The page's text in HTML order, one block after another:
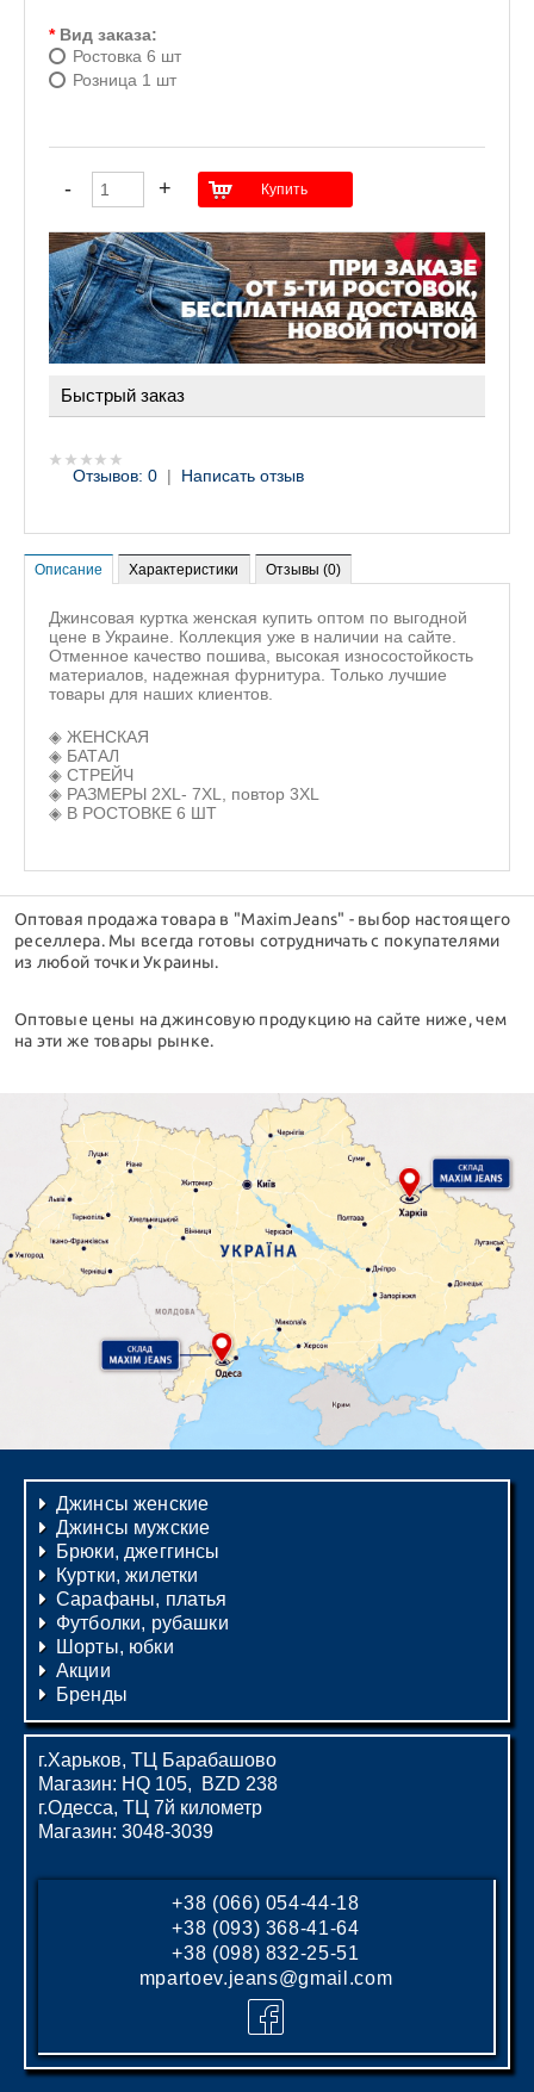
* Вид заказа:
Ростовка 6 шт
Розница 1 шт
Быстрый заказ
Отзывов: 0 | Написать отзыв
Описание Характеристики Отзывы (0)
Джинсовая куртка женская купить оптом по выгодной
цене в Украине. Коллекция уже в наличии на сайте.
Отменное качество пошива, высокая износостойкость
материалов, надежная фурнитура. Только лучшие
товары для наших клиентов.
◈️ ЖЕНСКАЯ
◈️ БАТАЛ
◈️ СТРЕЙЧ
◈️ РАЗМЕРЫ 2XL- 7XL, повтор 3XL
◈️ В РОСТОВКЕ 6 ШТ
Оптовая продажа товара в "MaximJeans" - выбор настоящего
реселлера. Мы всегда готовы сотрудничать с покупателями
из любой точки Украины.
Оптовые цены на джинсовую продукцию на сайте ниже, чем
на эти же товары рынке.
Джинсы женские
Джинсы мужские
Брюки, джеггинсы
Куртки, жилетки
Сарафаны, платья
Футболки, рубашки
Шорты, юбки
Акции
Бренды
г.Харьков, ТЦ Барабашово
Магазин: HQ 105, BZD 238
г.Одесса, ТЦ 7й километр
Магазин: 3048-3039
+38 (066) 054-44-18
+38 (093) 368-41-64
+38 (098) 832-25-51
mpartoev.jeans@gmail.com